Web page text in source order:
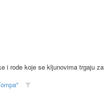
i rode koje se kljunovima trgaju za